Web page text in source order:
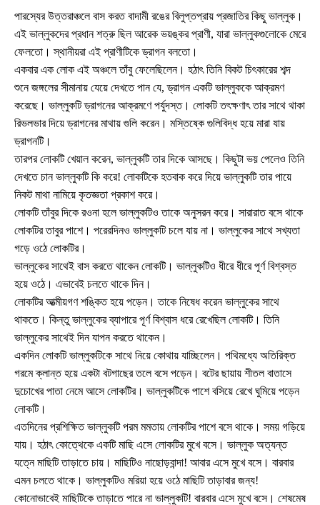
পারস্যের উত্তরাঞ্চলে বাস করত বাদামী রঙের বিলুপ্তপ্রায় প্রজাতির কিছু ভাল্লুক।
এই ভাল্লুকদের প্রধান শত্রু ছিল আরেক ভয়ঙ্কর প্রাণী, যারা ভাল্লুকগুলোকে মেরে
ফেলতো। স্থানীয়রা এই প্রাণীটিকে ড্রাগন বলতো।
একবার এক লোক এই অঞ্চলে তাঁবু ফেলেছিলেন। হঠাৎ তিনি বিকট চিৎকারের শব্দ
শুনে জঙ্গলের সীমানায় যেয়ে দেখতে পান যে, ড্রাগন একটি ভাল্লুককে আক্রমণ
করেছে। ভাল্লুকটি ড্রাগনের আক্রমণে পর্যুদস্ত। লোকটি তৎক্ষণাৎ তার সাথে থাকা
রিভলভার দিয়ে ড্রাগনের মাথায় গুলি করেন। মস্তিষ্কে গুলিবিদ্ধ হয়ে মারা যায়
ড্রাগনটি।
তারপর লোকটি খেয়াল করেন, ভাল্লুকটি তার দিকে আসছে। কিছুটা ভয় পেলেও তিনি
দেখতে চান ভাল্লুকটি কি করে! লোকটিকে হতবাক করে দিয়ে ভাল্লুকটি তার পায়ে
নিকট মাথা নামিয়ে কৃতজ্ঞতা প্রকাশ করে।
লোকটি তাঁবুর দিকে রওনা হলে ভাল্লুকটিও তাকে অনুসরন করে। সারারাত বসে থাকে
লোকটির তাবুর পাশে। পরেরদিনও ভাল্লুকটি চলে যায় না। ভাল্লুকের সাথে সখ্যতা
গড়ে ওঠে লোকটির।
ভাল্লুকের সাথেই বাস করতে থাকেন লোকটি। ভাল্লুকটিও ধীরে ধীরে পূর্ণ বিশ্বস্ত
হয়ে ওঠে। এভাবেই চলতে থাকে দিন।
লোকটির আত্মীয়গণ শঙ্কিত হয়ে পড়েন। তাকে নিষেধ করেন ভাল্লুকের সাথে
থাকতে। কিন্তু ভাল্লুকের ব্যাপারে পূর্ণ বিশ্বাস ধরে রেখেছিল লোকটি। তিনি
ভাল্লুকের সাথেই দিন যাপন করতে থাকেন।
একদিন লোকটি ভাল্লুকটিকে সাথে নিয়ে কোথায় যাচ্ছিলেন। পথিমধ্যে অতিরিক্ত
গরমে ক্লান্ত হয়ে একটা বটগাছের তলে বসে পড়েন। বটের ছায়ায় শীতল বাতাসে
দুচোখের পাতা নেমে আসে লোকটির। ভাল্লুকটিকে পাশে বসিয়ে রেখে ঘুমিয়ে পড়েন
লোকটি।
এতদিনের প্রশিক্ষিত ভাল্লুকটি পরম মমতায় লোকটির পাশে বসে থাকে। সময় গড়িয়ে
যায়। হঠাৎ কোত্থেকে একটি মাছি এসে লোকটির মুখে বসে। ভাল্লুক অত্যন্ত
যত্নে মাছিটি তাড়াতে চায়। মাছিটিও নাছোড়বান্দা! আবার এসে মুখে বসে। বারবার
এমন চলতে থাকে। ভাল্লুকটিও মরিয়া হয়ে ওঠে মাছিটি তাড়াবার জন্য!
কোনোভাবেই মাছিটিকে তাড়াতে পারে না ভাল্লুকটি! বারবার এসে মুখে বসে। শেষমেষ